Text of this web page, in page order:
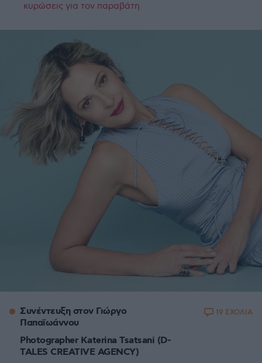
κυρώσεις για τον παραβάτη
Συνέντευξη στον Γιώργο
Παπαϊωάννου
Photographer Katerina Tsatsani (D-
TALES CREATIVE AGENCY)
19 ΣΧΟΛΙΑ